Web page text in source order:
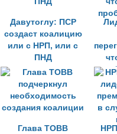
Давутоглу: ПСР
создаст коалицию
или с НРП, или с
ПНД
Глава TOBB